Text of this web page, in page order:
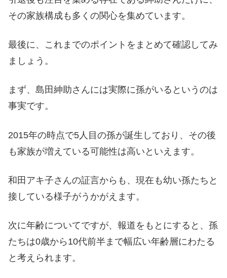
その家族構成も多くの関心を集めています。
最後に、これまでのポイントをまとめて確認してみ
ましょう。
まず、島田紳助さんには実際に孫がいるというのは
事実です。
2015年の時点で5人目の孫が誕生しており、その後
も家族が増えている可能性は高いといえます。
和田アキ子さんの証言からも、現在も幼い孫たちと
接している様子がうかがえます。
次に年齢についてですが、報道をもとにすると、孫
たちは0歳から10代前半まで幅広い年齢層にわたる
と考えられます。